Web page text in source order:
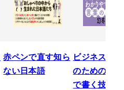
赤ペンで直す知ら
ない日本語
ビジネスパ
のための「
で書く技術